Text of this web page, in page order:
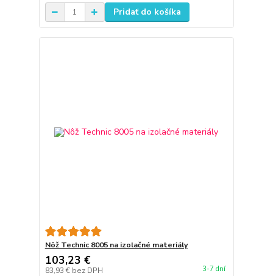
Pridať do košíka
Nôž Technic 8005 na izolačné materiály
103,23 €
83,93 € bez DPH 3-7 dní